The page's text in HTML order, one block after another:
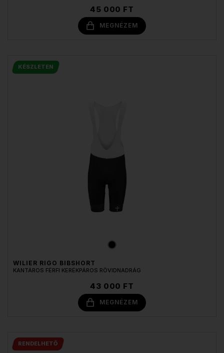
45 000 FT
MEGNÉZEM
KÉSZLETEN
WILIER RIGO BIBSHORT
KANTÁROS FÉRFI KERÉKPÁROS RÖVIDNADRÁG
43 000 FT
MEGNÉZEM
RENDELHETŐ